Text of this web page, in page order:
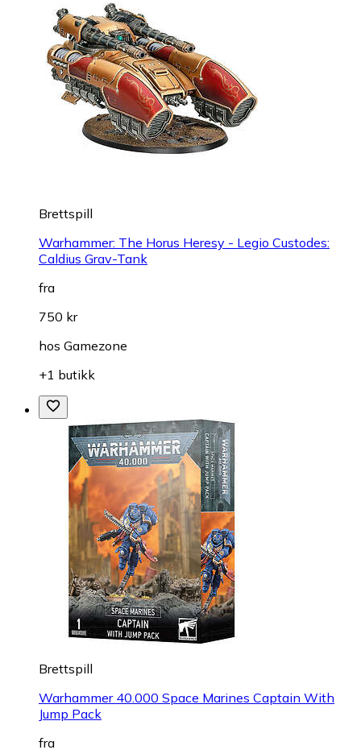
Brettspill
Warhammer: The Horus Heresy - Legio Custodes:
Caldius Grav-Tank
fra
750 kr
hos Gamezone
+1 butikk
Brettspill
Warhammer 40.000 Space Marines Captain With
Jump Pack
fra